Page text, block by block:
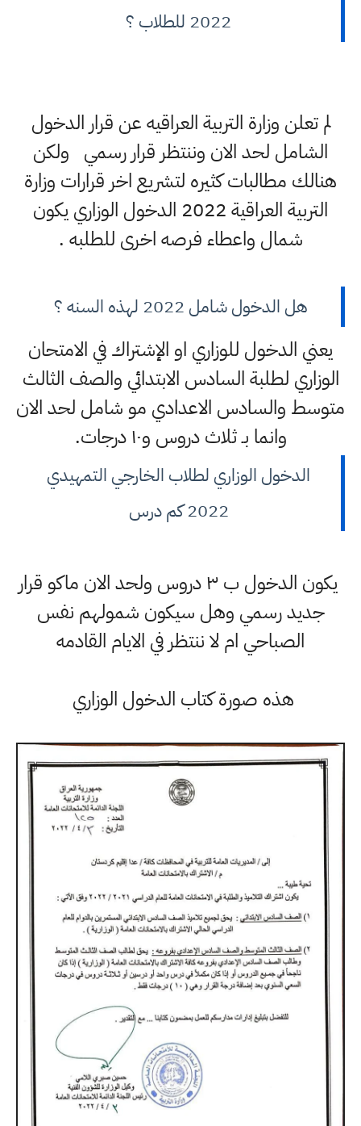
2022 للطلاب ؟
لم تعلن وزارة التربية العراقيه عن قرار الدخول
الشامل لحد الان وننتظر قرار رسمي ولكن
هنالك مطالبات كثيره لتشريع اخر قرارات وزارة
التربية العراقية 2022 الدخول الوزاري يكون
شمال واعطاء فرصه اخرى للطلبه .
هل الدخول شامل 2022 لهذه السنه ؟
يعني الدخول للوزاري او الإشتراك في الامتحان
الوزاري لطلبة السادس الابتدائي والصف الثالث
متوسط والسادس الاعدادي مو شامل لحد الان
وانما بـ ثلاث دروس و١٠ درجات.
الدخول الوزاري لطلاب الخارجي التمهيدي
2022 كم درس
يكون الدخول ب ٣ دروس ولحد الان ماكو قرار
جديد رسمي وهل سيكون شمولهم نفس
الصباحي ام لا ننتظر في الايام القادمه
هذه صورة كتاب الدخول الوزاري